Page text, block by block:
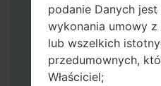
Naciśnij i
przycisk zwiększania
Następnie
komputera,
telefon, a na
podanie Danych
wykonania umowy
lub wszelkich
przedumownych,
Właściciel;